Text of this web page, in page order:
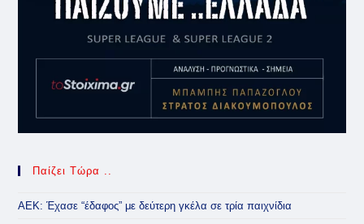
Παίζει Τώρα ..
ΑΕΚ: Έχασε “έδαφος” με δεύτερη γκέλα σε τρία παιχνίδια